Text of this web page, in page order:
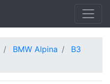
BMW Alpina
B3